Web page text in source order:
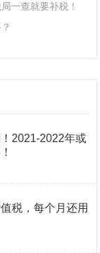
一查就要补税！
2021-2022年或
税，每个月还用